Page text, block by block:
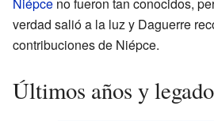
Niépce no fueron tan conocidos,
verdad salió a la luz y Daguerre
contribuciones de Niépce.
Últimos años y legado